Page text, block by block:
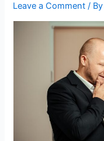
Leave a Comment / By